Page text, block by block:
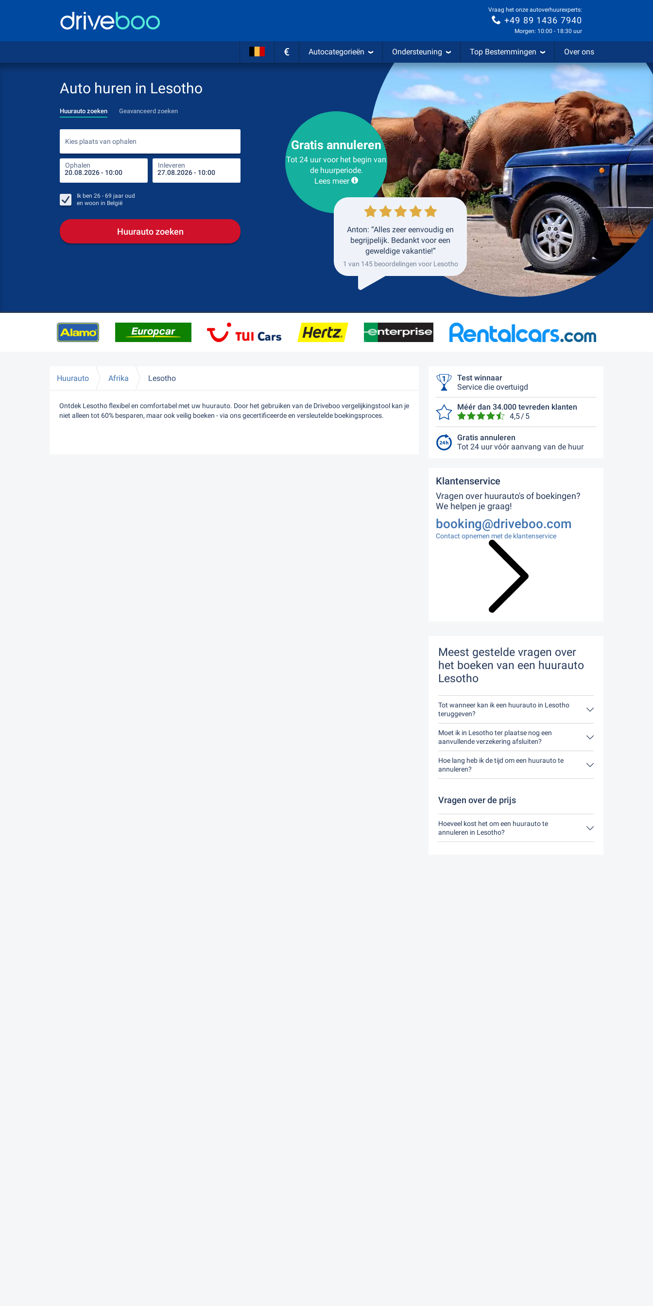
Vraag het onze autoverhuurexperts:
+49 89 1436 7940
Morgen: 10:00 - 18:30 uur
€ Autocategorieën Ondersteuning Top Bestemmingen Over ons
Auto huren in Lesotho
Huurauto zoeken Geavanceerd zoeken
Kies plaats van ophalen
Ophalen Inleveren
Kies plaats van ophalen
Plaats voor teruggave
Ik ben 26 - 69 jaar oud
en woon in België
Huurauto zoeken
Gratis annuleren
Tot 24 uur voor het begin van
de huurperiode.
Lees meer
Anton: “Alles zeer eenvoudig en
begrijpelijk. Bedankt voor een
geweldige vakantie!”
1 van 145 beoordelingen voor Lesotho
Huurauto Afrika Lesotho
Ontdek Lesotho flexibel en comfortabel met uw huurauto. Door het gebruiken van de Driveboo vergelijkingstool kan je
niet alleen tot 60% besparen, maar ook veilig boeken - via ons gecertificeerde en versleutelde boekingsproces.
Test winnaar
Service die overtuigd
Méér dan 34.000 tevreden klanten
4,5 / 5
Gratis annuleren
Tot 24 uur vóór aanvang van de huur
Klantenservice
Vragen over huurauto's of boekingen?
We helpen je graag!
booking@driveboo.com
Contact opnemen met de klantenservice
Meest gestelde vragen over
het boeken van een huurauto
Lesotho
Tot wanneer kan ik een huurauto in Lesotho
teruggeven?
In principe kun je de huurauto op elk moment van
de dag inleveren. Het enige belangrijke is dat je
de huurauto niet later inlevert dan bij de boeking
Moet ik in Lesotho ter plaatse nog een
aanvullende verzekering afsluiten?
Je kunt het beste een uitgebreide verzekering
zonder eigen risico via ons afsluiten. Dit betekent
dat je ter plaatse geen extra verzekering hoeft af
Hoe lang heb ik de tijd om een huurauto te
annuleren?
Je hebt tot 24 uur voor verhuur binnen de
Vragen over de prijs
Hoeveel kost het om een huurauto te
annuleren in Lesotho?
Tot 24 uur voor aanvang van de huur kost een